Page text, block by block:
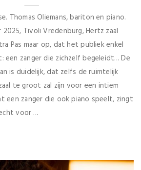
Thomas Oliemans, bariton en piano.
Tivoli Vredenburg, Hertz zaal
Pas maar op, dat het publiek enkel
een zanger die zichzelf begeleidt... De
is duidelijk, dat zelfs de ruimtelijk
te groot zal zijn voor een intiem
een zanger die ook piano speelt, zingt
voor ...